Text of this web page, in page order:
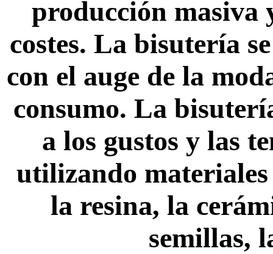
producción masiva
costes. La bisutería
con el auge de la
consumo. La
a los gustos y las
utilizando
la resina, la
semillas,